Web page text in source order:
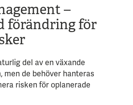
–
förändring för
del av en växande
de behöver hanteras
risken för oplanerade